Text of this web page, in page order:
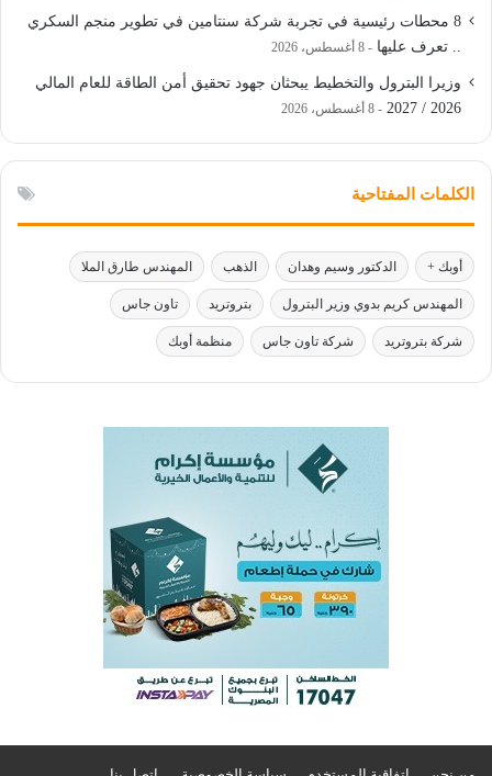
8 محطات رئيسية في تجربة شركة سنتامين في تطوير منجم السكري
.. تعرف عليها
8 أغسطس، 2026
وزيرا البترول والتخطيط يبحثان جهود تحقيق أمن الطاقة للعام المالي
2026 / 2027
8 أغسطس، 2026
الكلمات المفتاحية
أوبك + الدكتور وسيم وهدان الذهب المهندس طارق الملا
المهندس كريم بدوي وزير البترول بتروتريد تاون جاس
شركة بتروتريد شركة تاون جاس منظمة أوبك